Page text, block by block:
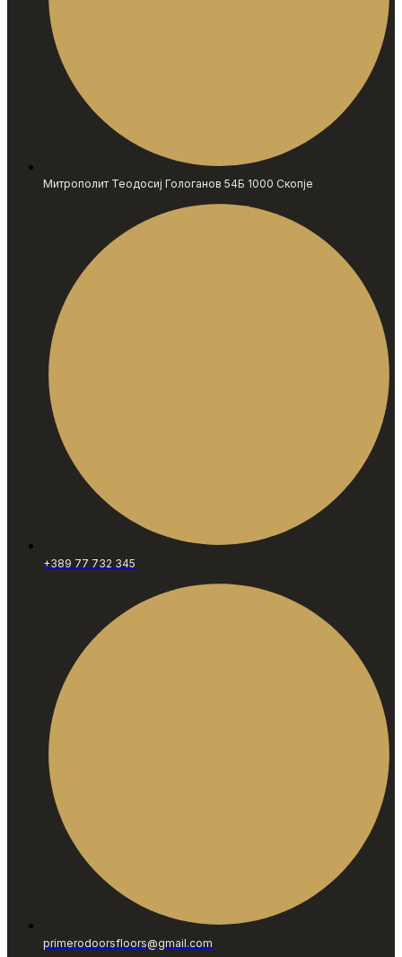
Митрополит Теодосиј Гологанов 54Б 1000 Скопје
+389 77 732 345
primerodoorsfloors@gmail.com